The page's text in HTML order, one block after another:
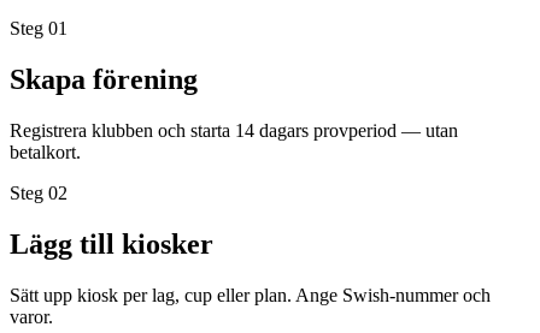
Steg 01
Skapa förening
Registrera klubben och starta 14 dagars provperiod — utan
betalkort.
Steg 02
Lägg till kiosker
Sätt upp kiosk per lag, cup eller plan. Ange Swish-nummer och
varor.